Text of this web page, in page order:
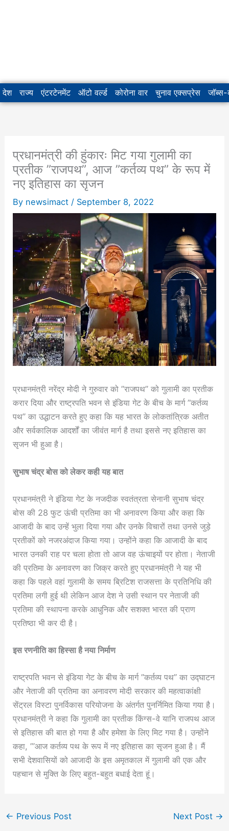
देश राज्य एंटरटेनमेंट ऑटो वर्ल्ड कोरोना वार चुनाव एक्सप्रेस जॉब्स-
प्रधानमंत्री की हुंकारः मिट गया गुलामी का
प्रतीक ”राजपथ”, आज ”कर्तव्य पथ” के रूप में
नए इतिहास का सृजन
By newsimact / September 8, 2022
प्रधानमंत्री नरेंद्र मोदी ने गुरुवार को ”राजपथ” को गुलामी का प्रतीक
करार दिया और राष्‍ट्रपति भवन से इंडिया गेट के बीच के मार्ग ”कर्तव्‍य
पथ” का उद्धाटन करते हुए कहा कि यह भारत के लोकतांत्रिक अतीत
और सर्वकालिक आदर्शों का जीवंत मार्ग है तथा इससे नए इतिहास का
सृजन भी हुआ है।
सुभाष चंद्र बोस को लेकर कही यह बात
प्रधानमंत्री ने इंडिया गेट के नजदीक स्वतंत्रता सेनानी सुभाष चंद्र
बोस की 28 फुट ऊंची प्रतिमा का भी अनावरण किया और कहा कि
आजादी के बाद उन्हें भुला दिया गया और उनके विचारों तथा उनसे जुड़े
प्रतीकों को नजरअंदाज किया गया। उन्होंने कहा कि आजादी के बाद
भारत उनकी राह पर चला होता तो आज वह ऊंचाइयों पर होता। नेताजी
की प्रतिमा के अनावरण का जिक्र करते हुए प्रधानमंत्री ने यह भी
कहा कि पहले वहां गुलामी के समय ब्रिटिश राजसत्ता के प्रतिनिधि की
प्रतिमा लगी हुई थी लेकिन आज देश ने उसी स्थान पर नेताजी की
प्रतिमा की स्थापना करके आधुनिक और सशक्त भारत की प्राण
प्रतिष्ठा भी कर दी है।
इस रणनीति का हिस्सा है नया निर्माण
राष्‍ट्रपति भवन से इंडिया गेट के बीच के मार्ग ”कर्तव्‍य पथ” का उद्घाटन
और नेताजी की प्रतिमा का अनावरण मोदी सरकार की महत्‍वाकांक्षी
सेंट्रल विस्‍टा पुनर्विकास परियोजना के अंतर्गत पुनर्निमित किया गया है।
प्रधानमंत्री ने कहा कि गुलामी का प्रतीक किंग्स-वे यानि राजपथ आज
से इतिहास की बात हो गया है और हमेशा के लिए मिट गया है। उन्होंने
कहा, ”’आज कर्तव्य पथ के रूप में नए इतिहास का सृजन हुआ है। मैं
सभी देशवासियों को आजादी के इस अमृतकाल में गुलामी की एक और
पहचान से मुक्ति के लिए बहुत-बहुत बधाई देता हूं।
← Previous Post Next Post →